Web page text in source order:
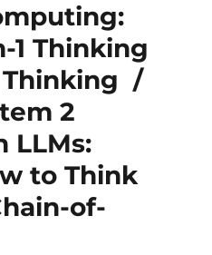
scaling
に
1 Thinking
Thinking /
2
LLMs:
to Think
of-